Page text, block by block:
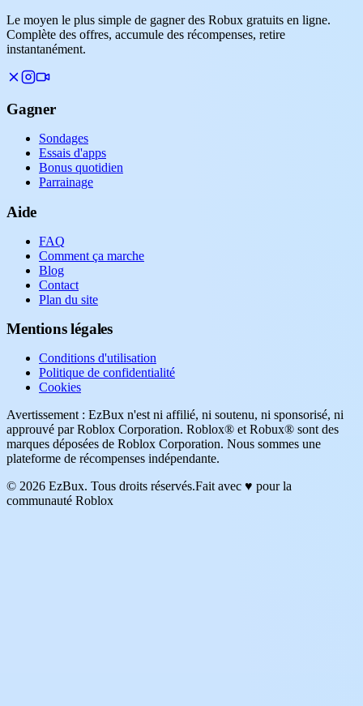
Le moyen le plus simple de gagner des Robux gratuits en ligne.
Complète des offres, accumule des récompenses, retire
instantanément.
Gagner
Sondages
Essais d'apps
Bonus quotidien
Parrainage
Aide
FAQ
Comment ça marche
Blog
Contact
Plan du site
Mentions légales
Conditions d'utilisation
Politique de confidentialité
Cookies
Avertissement : EzBux n'est ni affilié, ni soutenu, ni sponsorisé, ni
approuvé par Roblox Corporation. Roblox® et Robux® sont des
marques déposées de Roblox Corporation. Nous sommes une
plateforme de récompenses indépendante.
© 2026 EzBux. Tous droits réservés.Fait avec ♥ pour la
communauté Roblox